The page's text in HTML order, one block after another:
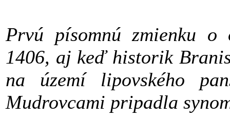
Prvú písomnú zmienku o
1406, aj keď historik
na území lipovského
Mudrovcami pripadla